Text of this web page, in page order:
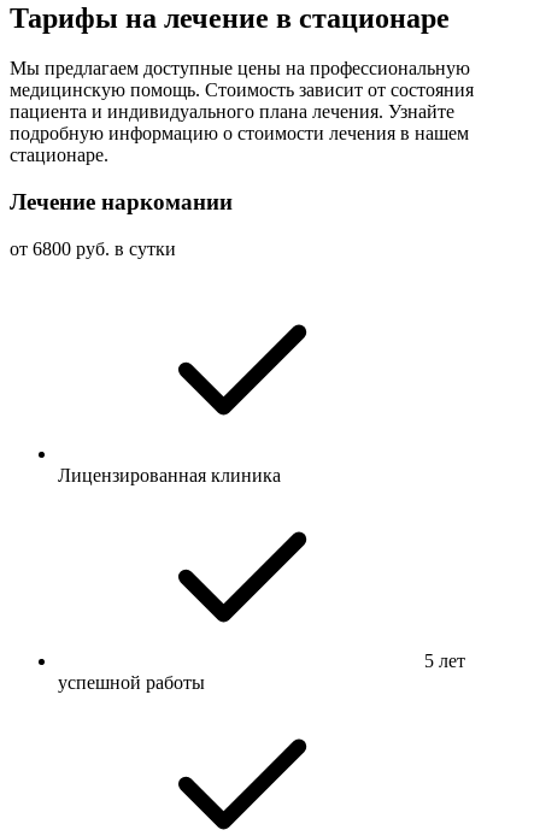
Тарифы на лечение в стационаре
Мы предлагаем доступные цены на профессиональную
медицинскую помощь. Стоимость зависит от состояния
пациента и индивидуального плана лечения. Узнайте
подробную информацию о стоимости лечения в нашем
стационаре.
Лечение наркомании
от 6800 руб. в сутки
Лицензированная клиника
5 лет
успешной работы